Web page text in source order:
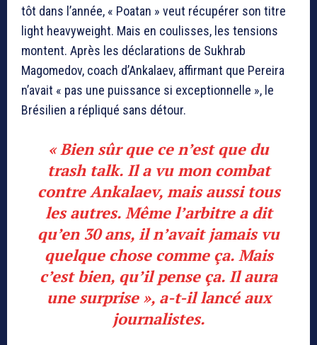
tôt dans l’année, « Poatan » veut récupérer son titre
light heavyweight. Mais en coulisses, les tensions
montent. Après les déclarations de Sukhrab
Magomedov, coach d’Ankalaev, affirmant que Pereira
n’avait « pas une puissance si exceptionnelle », le
Brésilien a répliqué sans détour.
« Bien sûr que ce n’est que du
trash talk. Il a vu mon combat
contre Ankalaev, mais aussi tous
les autres. Même l’arbitre a dit
qu’en 30 ans, il n’avait jamais vu
quelque chose comme ça. Mais
c’est bien, qu’il pense ça. Il aura
une surprise », a-t-il lancé aux
journalistes.